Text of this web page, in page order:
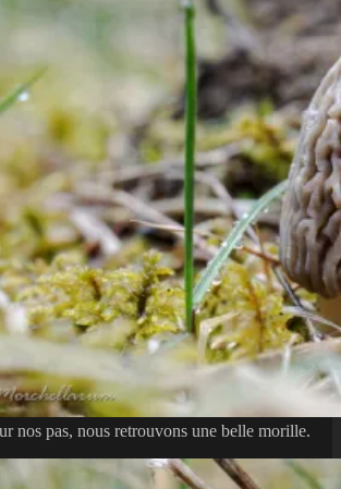
nos pas, nous retrouvons une belle morille.